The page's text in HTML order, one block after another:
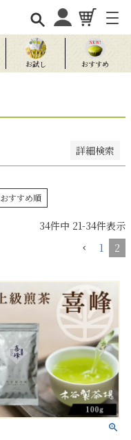
お試し おすすめ
詳細検索
おすすめ順
34件中 21-34件表示
1
2